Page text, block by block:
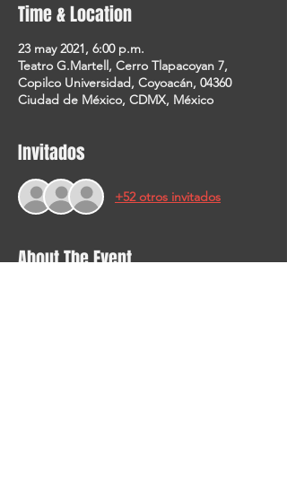
Time & Location
23 may 2021, 6:00 p.m.
Teatro G.Martell, Cerro Tlapacoyan 7,
Copilco Universidad, Coyoacán, 04360
Ciudad de México, CDMX, México
Invitados
+52 otros invitados
About The Event